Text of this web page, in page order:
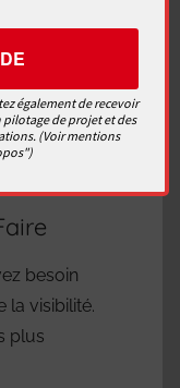
besoin
la visibilité.
plus
également de recevoir
pilotage de projet et des
(Voir mentions